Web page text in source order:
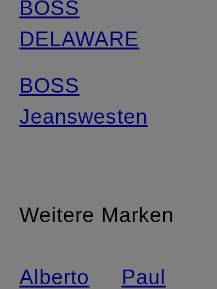
BOSS
DELAWARE
BOSS
Jeanswesten
Weitere Marken
Alberto
Paul